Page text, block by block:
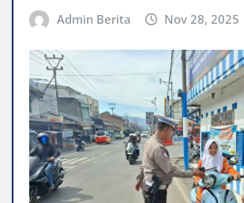
Admin Berita Nov 28, 2025